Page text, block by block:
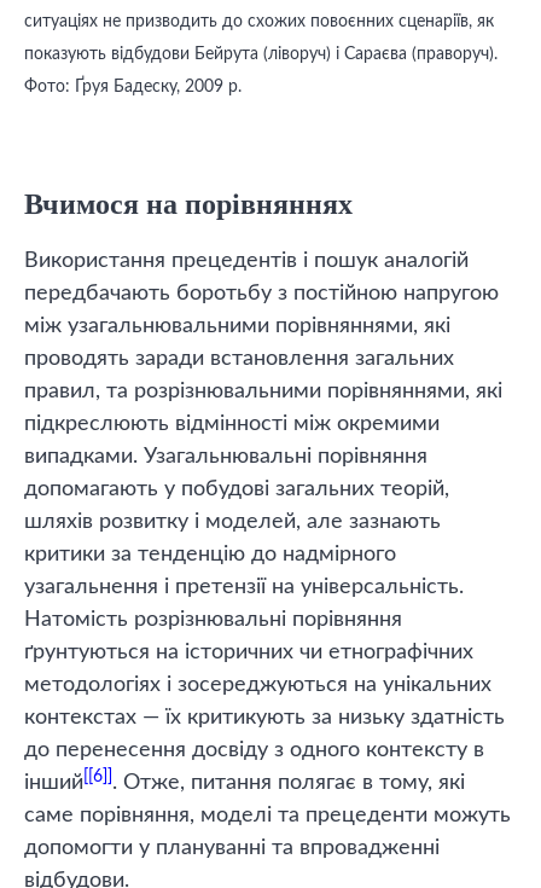
ситуаціях не призводить до схожих повоєнних сценаріїв, як
показують відбудови Бейрута (ліворуч) і Сараєва (праворуч).
Фото: Ґруя Бадеску, 2009 р.
Вчимося на порівняннях
Використання прецедентів і пошук аналогій
передбачають боротьбу з постійною напругою
між узагальнювальними порівняннями, які
проводять заради встановлення загальних
правил, та розрізнювальними порівняннями, які
підкреслюють відмінності між окремими
випадками. Узагальнювальні порівняння
допомагають у побудові загальних теорій,
шляхів розвитку і моделей, але зазнають
критики за тенденцію до надмірного
узагальнення і претензії на універсальність.
Натомість розрізнювальні порівняння
ґрунтуються на історичних чи етнографічних
методологіях і зосереджуються на унікальних
контекстах — їх критикують за низьку здатність
до перенесення досвіду з одного контексту в
інший
[6]
. Отже, питання полягає в тому, які
саме порівняння, моделі та прецеденти можуть
допомогти у плануванні та впровадженні
відбудови.